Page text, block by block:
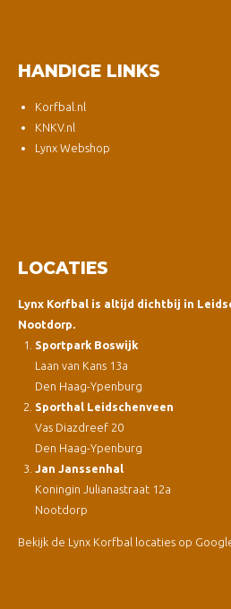
HANDIGE LINKS
Korfbal.nl
KNKV.nl
Lynx Webshop
LOCATIES
Lynx Korfbal is altijd dichtbij in
Nootdorp.
Sportpark Boswijk
Laan van Kans 13a
Den Haag-Ypenburg
Sporthal Leidschenveen
Vas Diazdreef 20
Den Haag-Ypenburg
Jan Janssenhal
Koningin Julianastraat 12a
Nootdorp
Bekijk de Lynx Korfbal locaties op